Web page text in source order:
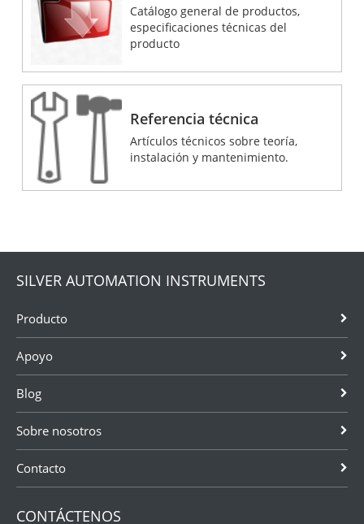
Catálogo general de productos,
especificaciones técnicas del
producto
Referencia técnica
Artículos técnicos sobre teoría,
instalación y mantenimiento.
SILVER AUTOMATION INSTRUMENTS
Producto
Apoyo
Blog
Sobre nosotros
Contacto
CONTÁCTENOS